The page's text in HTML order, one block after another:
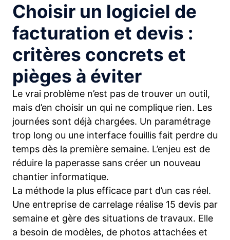
Choisir un logiciel de
facturation et devis :
critères concrets et
pièges à éviter
Le vrai problème n’est pas de trouver un outil,
mais d’en choisir un qui ne complique rien. Les
journées sont déjà chargées. Un paramétrage
trop long ou une interface fouillis fait perdre du
temps dès la première semaine. L’enjeu est de
réduire la paperasse sans créer un nouveau
chantier informatique.
La méthode la plus efficace part d’un cas réel.
Une entreprise de carrelage réalise 15 devis par
semaine et gère des situations de travaux. Elle
a besoin de modèles, de photos attachées et